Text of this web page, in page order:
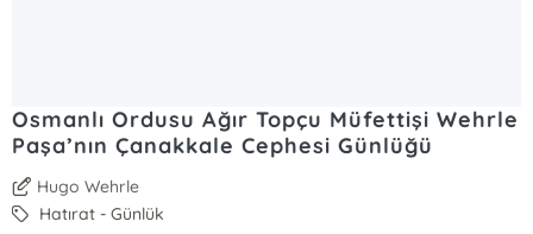
Osmanlı Ordusu Ağır Topçu Müfettişi Wehrle
Paşa’nın Çanakkale Cephesi Günlüğü
Hugo Wehrle
Hatırat - Günlük